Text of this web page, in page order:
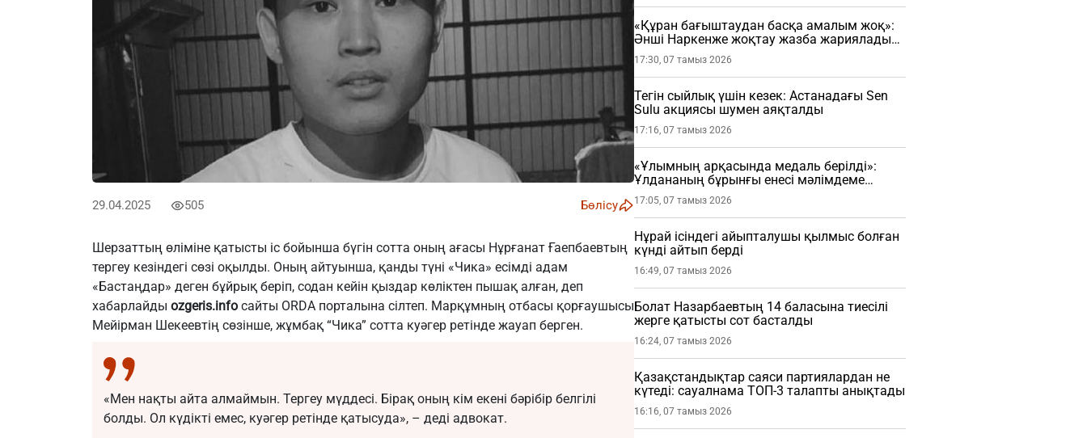
29.04.2025 505 Бөлісу
Шерзаттың өліміне қатысты іс бойынша бүгін сотта оның ағасы Нұрғанат Ғаепбаевтың
тергеу кезіндегі сөзі оқылды. Оның айтуынша, қанды түні «Чика» есімді адам
«Бастаңдар» деген бұйрық беріп, содан кейін қыздар көліктен пышақ алған, деп
хабарлайды ozgeris.info сайты ORDA порталына сілтеп. Марқұмның отбасы қорғаушысы
Мейірман Шекеевтің сөзінше, жұмбақ “Чика” сотта куәгер ретінде жауап берген.
«Мен нақты айта алмаймын. Тергеу мүддесі. Бірақ оның кім екені бәрібір белгілі
болды. Ол күдікті емес, куәгер ретінде қатысуда», – деді адвокат.
«Құран бағыштаудан басқа амалым жоқ»:
Әнші Наркенже жоқтау жазба жариялады
(ФОТО)
17:30, 07 тамыз 2026
Тегін сыйлық үшін кезек: Астанадағы Sen
Sulu акциясы шумен аяқталды
17:16, 07 тамыз 2026
«Ұлымның арқасында медаль берілді»:
Ұлдананың бұрынғы енесі мәлімдеме
жасады (ВИДЕО)
17:05, 07 тамыз 2026
Нұрай ісіндегі айыпталушы қылмыс болған
күнді айтып берді
16:49, 07 тамыз 2026
Болат Назарбаевтың 14 баласына тиесілі
жерге қатысты сот басталды
16:24, 07 тамыз 2026
Қазақстандықтар саяси партиялардан не
күтеді: сауалнама ТОП-3 талапты анықтады
16:16, 07 тамыз 2026